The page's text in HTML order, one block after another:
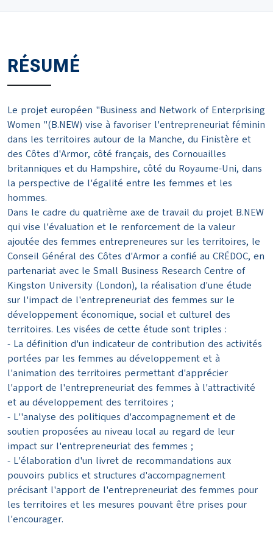
RÉSUMÉ
Le projet européen "Business and Network of Enterprising
Women "(B.NEW) vise à favoriser l'entrepreneuriat féminin
dans les territoires autour de la Manche, du Finistère et
des Côtes d'Armor, côté français, des Cornouailles
britanniques et du Hampshire, côté du Royaume-Uni, dans
la perspective de l'égalité entre les femmes et les
hommes.
Dans le cadre du quatrième axe de travail du projet B.NEW
qui vise l'évaluation et le renforcement de la valeur
ajoutée des femmes entrepreneures sur les territoires, le
Conseil Général des Côtes d'Armor a confié au CRÉDOC, en
partenariat avec le Small Business Research Centre of
Kingston University (London), la réalisation d'une étude
sur l'impact de l'entrepreneuriat des femmes sur le
développement économique, social et culturel des
territoires. Les visées de cette étude sont triples :
- La définition d'un indicateur de contribution des activités
portées par les femmes au développement et à
l'animation des territoires permettant d'apprécier
l'apport de l'entrepreneuriat des femmes à l'attractivité
et au développement des territoires ;
- L''analyse des politiques d'accompagnement et de
soutien proposées au niveau local au regard de leur
impact sur l'entrepreneuriat des femmes ;
- L'élaboration d'un livret de recommandations aux
pouvoirs publics et structures d'accompagnement
précisant l'apport de l'entrepreneuriat des femmes pour
les territoires et les mesures pouvant être prises pour
l'encourager.